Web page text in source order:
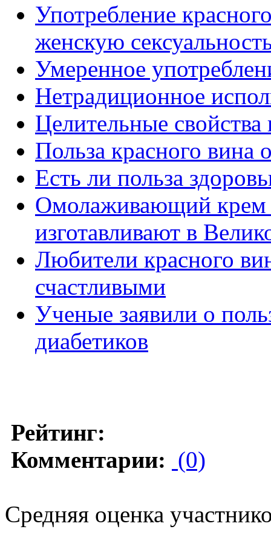
Употребление
женскую
Умеренное
Нетрадиционное
Целительные свойства
Польза красного вина
Есть ли польза
Омолаживающий крем
изготавливают в
Любители красного
счастливыми
Ученые заявили о
диабетиков
Рейтинг:
Комментарии: (0)
Средняя оценка